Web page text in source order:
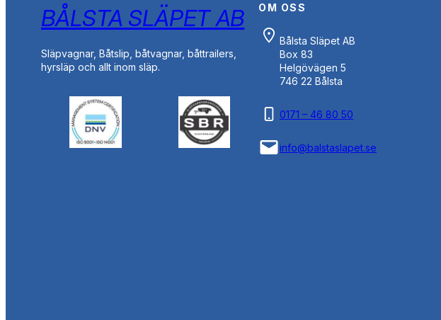
BÅLSTA SLÄPET AB
Släpvagnar, Båtslip, båtvagnar, båttrailers,
hyrsläp och allt inom släp.
OM OSS
Bålsta Släpet AB
Box 83
Helgövägen 5
746 22 Bålsta
0171 – 46 80 50
info@balstaslapet.se